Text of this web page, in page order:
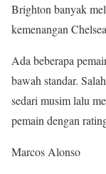
Brighton banyak
kemenangan
Ada beberapa
bawah standar.
sedari musim lalu
pemain dengan
Marcos Alonso